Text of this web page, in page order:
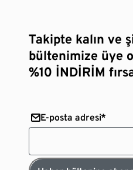
Takipte kalın ve
bültenimize üye
%10 İNDİRİM
E-posta adresi*